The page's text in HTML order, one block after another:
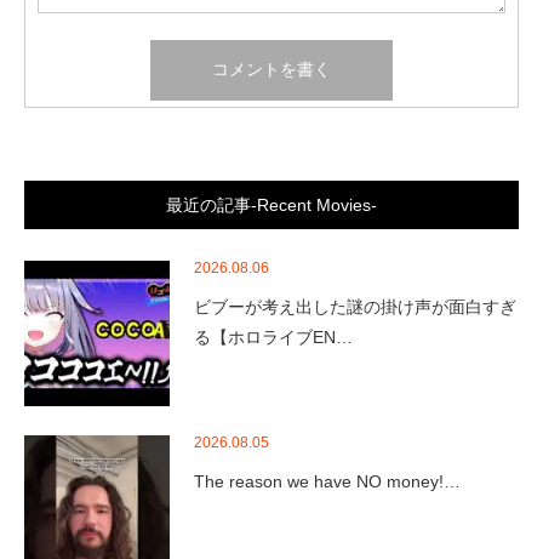
最近の記事-Recent Movies-
2026.08.06
ビブーが考え出した謎の掛け声が面白すぎ
る【ホロライブEN…
2026.08.05
The reason we have NO money!…